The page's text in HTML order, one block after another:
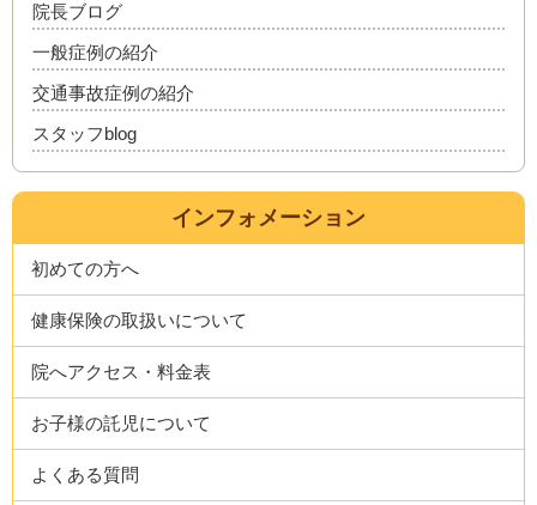
院長ブログ
一般症例の紹介
交通事故症例の紹介
スタッフblog
インフォメーション
初めての方へ
健康保険の取扱いについて
院へアクセス・料金表
お子様の託児について
よくある質問